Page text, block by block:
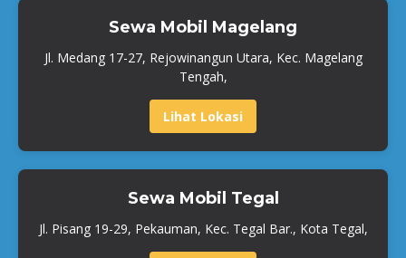
Sewa Mobil Magelang
Jl. Medang 17-27, Rejowinangun Utara, Kec. Magelang
Tengah,
Lihat Lokasi
Sewa Mobil Tegal
Jl. Pisang 19-29, Pekauman, Kec. Tegal Bar., Kota Tegal,